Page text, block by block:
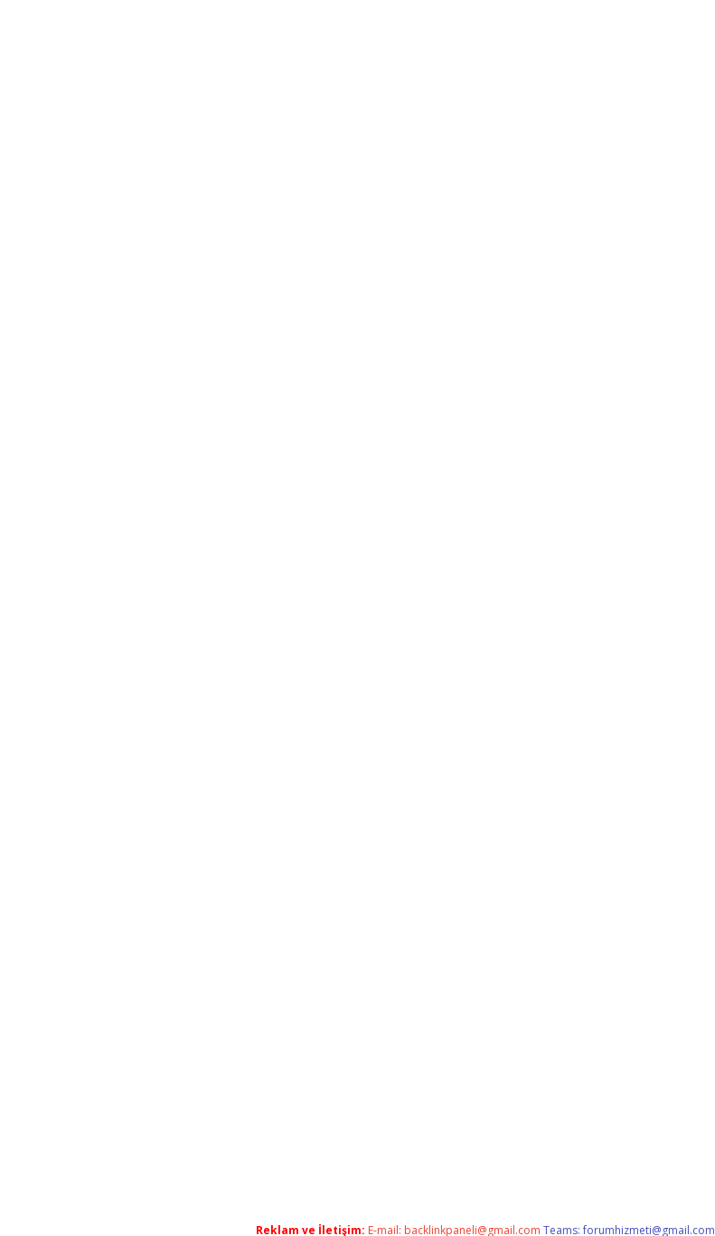
Reklam ve İletişim: E-mail: backlinkpaneli@gmail.com Teams:forumhizmeti@gmail.com